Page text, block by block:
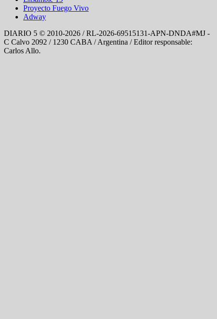
Proyecto Fuego Vivo
Adway
DIARIO 5 © 2010-2026 / RL-2026-69515131-APN-DNDA#MJ -
C Calvo 2092 / 1230 CABA / Argentina / Editor responsable:
Carlos Allo.